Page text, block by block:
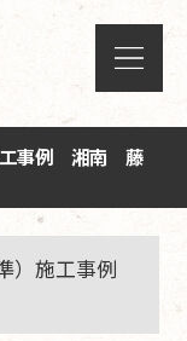
工事例 湘南 藤
）施工事例